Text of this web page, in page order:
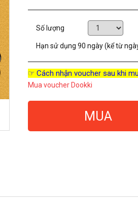
Số lượng
Hạn sử dụng 90 ngày (kể từ
☞ Cách nhận voucher sau khi
Mua voucher Dookki
MUA